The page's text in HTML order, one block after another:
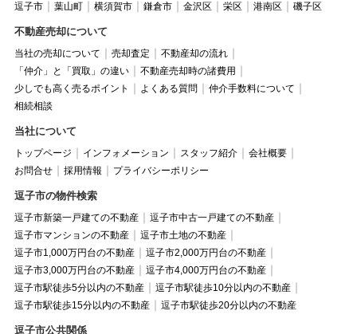
逗子市 葉山町 横須賀市 鎌倉市 金沢区 栄区 港南区 磯子区
不動産売却について
当社の売却について 売却査定
不動産却の流れ
「仲介」と「買取」の違い
不動産売却時の諸費用
少しでも高く売るポイント
よくある質問
仲介手数料について
相続相談
当社について
トップページ インフォメーション スタッフ紹介
会社概要
お問合せ
採用情報 プライバシーポリシー
逗子市の物件検索
逗子市新築一戸建ての不動産
逗子市中古一戸建ての不動産
逗子市マンションの不動産
逗子市土地の不動産
逗子市1,000万円台の不動産
逗子市2,000万円台の不動産
逗子市3,000万円台の不動産
逗子市4,000万円台の不動産
逗子市駅徒歩5分以内の不動産
逗子市駅徒歩10分以内の不動産
逗子市駅徒歩15分以内の不動産
逗子市駅徒歩20分以内の不動産
逗子市公共関係